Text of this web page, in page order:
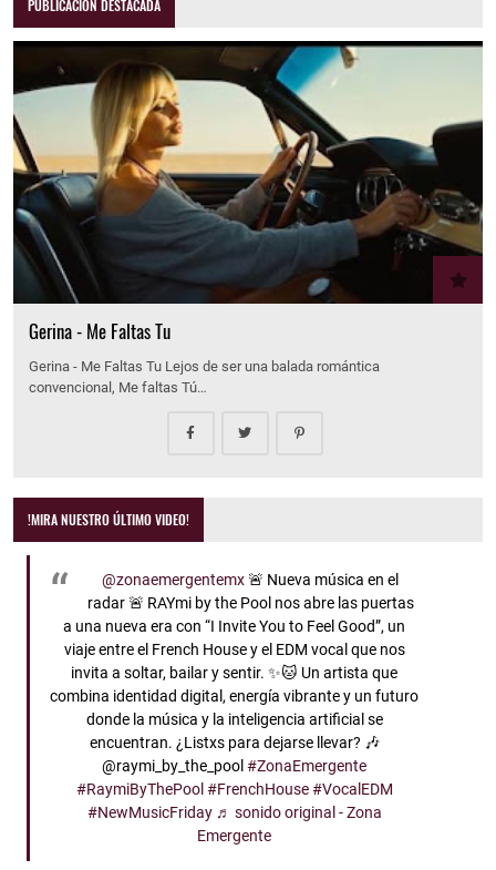
PUBLICACIÓN DESTACADA
Gerina - Me Faltas Tu
Gerina - Me Faltas Tu Lejos de ser una balada romántica
convencional, Me faltas Tú…
!MIRA NUESTRO ÚLTIMO VIDEO!
@zonaemergentemx🚨 Nueva música en el
radar 🚨 RAYmi by the Pool nos abre las puertas
a una nueva era con “I Invite You to Feel Good”, un
viaje entre el French House y el EDM vocal que nos
invita a soltar, bailar y sentir. ✨🐱 Un artista que
combina identidad digital, energía vibrante y un futuro
donde la música y la inteligencia artificial se
encuentran. ¿Listxs para dejarse llevar? 🎶
@raymi_by_the_pool#ZonaEmergente
#RaymiByThePool #FrenchHouse #VocalEDM
#NewMusicFriday ♬ sonido original - Zona
Emergente